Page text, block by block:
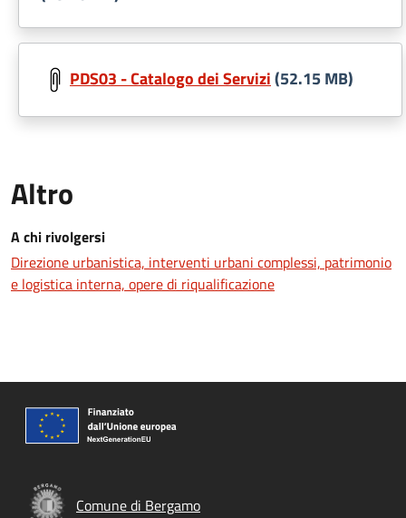
PDS03 - Catalogo dei Servizi(52.15 MB)
Altro
A chi rivolgersi
Direzione urbanistica, interventi urbani complessi, patrimonio
e logistica interna, opere di riqualificazione
Comune di Bergamo